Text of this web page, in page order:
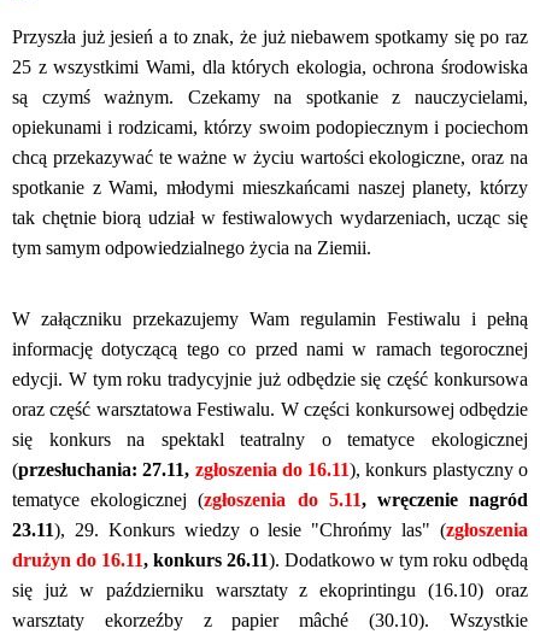
Przyszła już jesień a to znak, że już niebawem spotkamy się po raz
25 z wszystkimi Wami, dla których ekologia, ochrona środowiska
są czymś ważnym. Czekamy na spotkanie z nauczycielami,
opiekunami i rodzicami, którzy swoim podopiecznym i pociechom
chcą przekazywać te ważne w życiu wartości ekologiczne, oraz na
spotkanie z Wami, młodymi mieszkańcami naszej planety, którzy
tak chętnie biorą udział w festiwalowych wydarzeniach, ucząc się
tym samym odpowiedzialnego życia na Ziemii.
W załączniku przekazujemy Wam regulamin Festiwalu i pełną
informację dotyczącą tego co przed nami w ramach tegorocznej
edycji. W tym roku tradycyjnie już odbędzie się część konkursowa
oraz część warsztatowa Festiwalu. W części konkursowej odbędzie
się konkurs na spektakl teatralny o tematyce ekologicznej
(przesłuchania: 27.11, zgłoszenia do 16.11), konkurs plastyczny o
tematyce ekologicznej (zgłoszenia do 5.11, wręczenie nagród
23.11), 29. Konkurs wiedzy o lesie "Chrońmy las" (zgłoszenia
drużyn do 16.11, konkurs 26.11). Dodatkowo w tym roku odbędą
się już w październiku warsztaty z ekoprintingu (16.10) oraz
warsztaty ekorzeźby z papier mâché (30.10). Wszystkie